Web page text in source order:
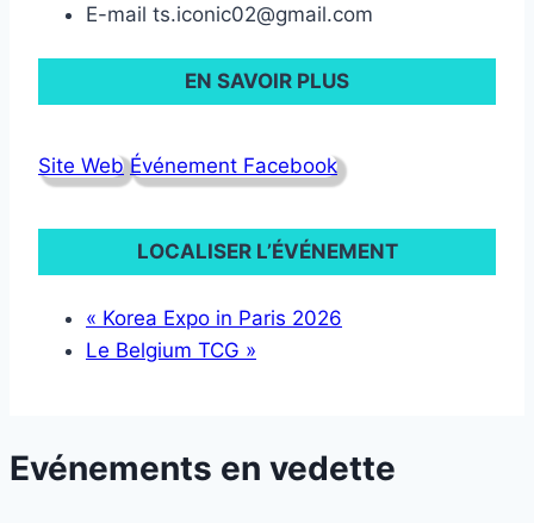
E-mail ts.iconic02@gmail.com
EN SAVOIR PLUS
Site Web Événement Facebook
LOCALISER L’ÉVÉNEMENT
« Korea Expo in Paris 2026
Le Belgium TCG »
Evénements en vedette